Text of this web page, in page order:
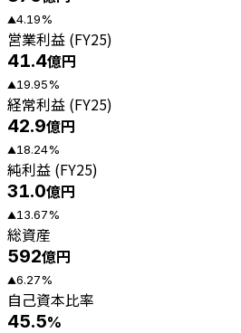
▲4.19%
営業利益 (FY25)
41.4億円
▲19.95%
経常利益 (FY25)
42.9億円
▲18.24%
純利益 (FY25)
31.0億円
▲13.67%
総資産
592億円
▲6.27%
自己資本比率
45.5%